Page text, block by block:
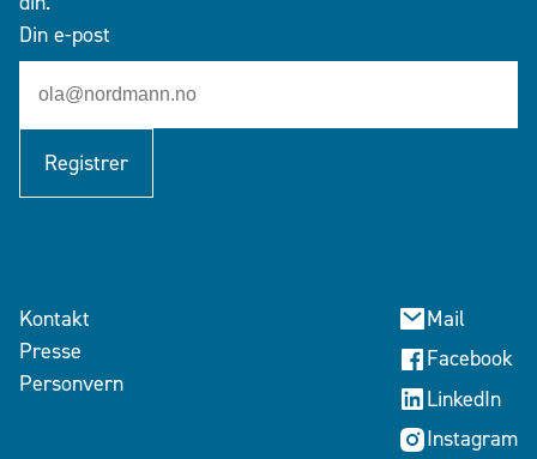
Din e-post
Registrer
Kontakt
Presse
Personvern
Mail
Facebook
LinkedIn
Instagram